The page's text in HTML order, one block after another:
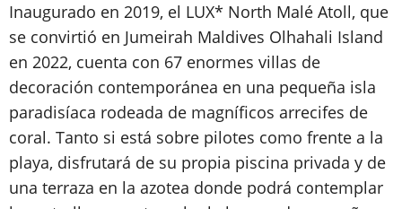
Inaugurado en 2019, el LUX* North Malé Atoll, que
se convirtió en Jumeirah Maldives Olhahali Island
en 2022, cuenta con 67 enormes villas de
decoración contemporánea en una pequeña isla
paradisíaca rodeada de magníficos arrecifes de
coral. Tanto si está sobre pilotes como frente a la
playa, disfrutará de su propia piscina privada y de
una terraza en la azotea donde podrá contemplar